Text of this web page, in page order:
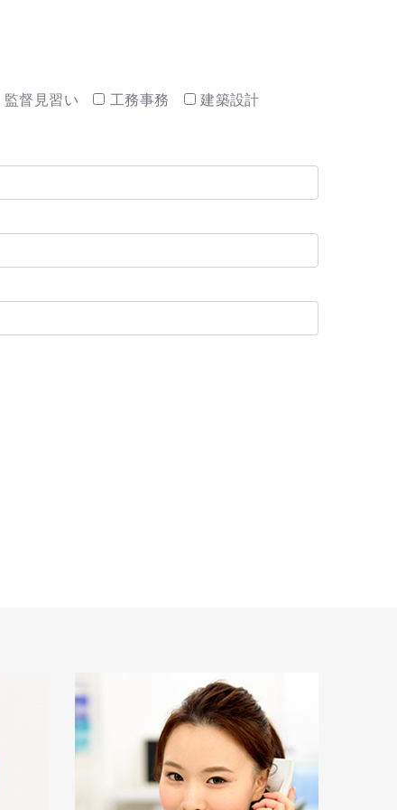
監督見習い 工務事務
建築設計